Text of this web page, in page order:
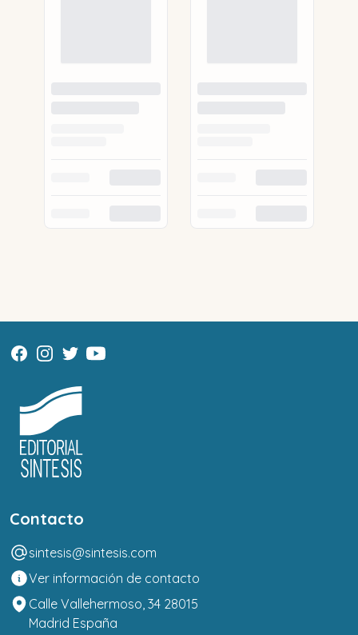
Contacto
sintesis@sintesis.com
Ver información de contacto
Calle Vallehermoso, 34 28015
Madrid España